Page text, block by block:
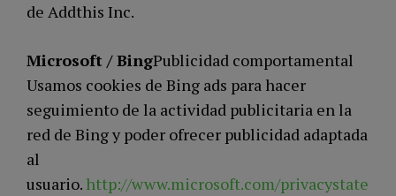
de Addthis Inc.
Microsoft / BingPublicidad comportamental
Usamos cookies de Bing ads para hacer
seguimiento de la actividad publicitaria en la
red de Bing y poder ofrecer publicidad adaptada
al
usuario. http://www.microsoft.com/privacystate